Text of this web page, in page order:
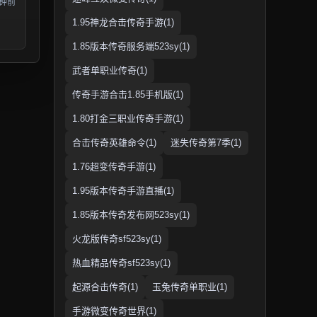
1.95神龙合击传奇手游(1)
1.85版本传奇服务端523sy(1)
武者单职业传奇(1)
传奇手游合击1.85手机版(1)
1.80打金三职业传奇手游(1)
合击传奇英雄命令(1) 迷失传奇第7季(1)
1.76超变传奇手游(1)
1.95版本传奇手游直播(1)
1.85版本传奇发布网523sy(1)
火龙版传奇sf523sy(1)
热血精品传奇sf523sy(1)
起源合击传奇(1) 玉兔传奇单职业(1)
手游微变传奇世界(1)